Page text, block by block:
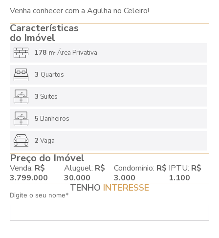
Venha conhecer com a Agulha no Celeiro!
Características
do Imóvel
178 m2 Área Privativa
3 Quartos
3 Suites
5 Banheiros
2 Vaga
Preço do Imóvel
Venda: R$
3.799.000
Aluguel: R$
30.000
Condomínio: R$
3.000
IPTU: R$
1.100
TENHO INTERESSE
Digite o seu nome*